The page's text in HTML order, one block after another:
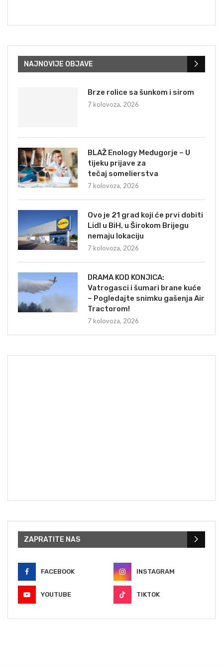
NAJNOVIJE OBJAVE
Brze rolice sa šunkom i sirom
7 kolovoza, 2026
BLAŽ Enology Međugorje – U
tijeku prijave za
tečaj somelierstva
7 kolovoza, 2026
Ovo je 21 grad koji će prvi dobiti
Lidl u BiH, u Širokom Brijegu
nemaju lokaciju
7 kolovoza, 2026
DRAMA KOD KONJICA:
Vatrogasci i šumari brane kuće
– Pogledajte snimku gašenja Air
Tractorom!
7 kolovoza, 2026
ZAPRATITE NAS
FACEBOOK INSTAGRAM
YOUTUBE TIKTOK